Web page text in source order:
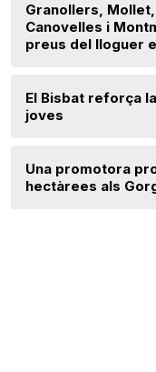
Granollers,
Canovelles i
preus del lloguer
El Bisbat reforça
joves
Una promotora
hectàrees als